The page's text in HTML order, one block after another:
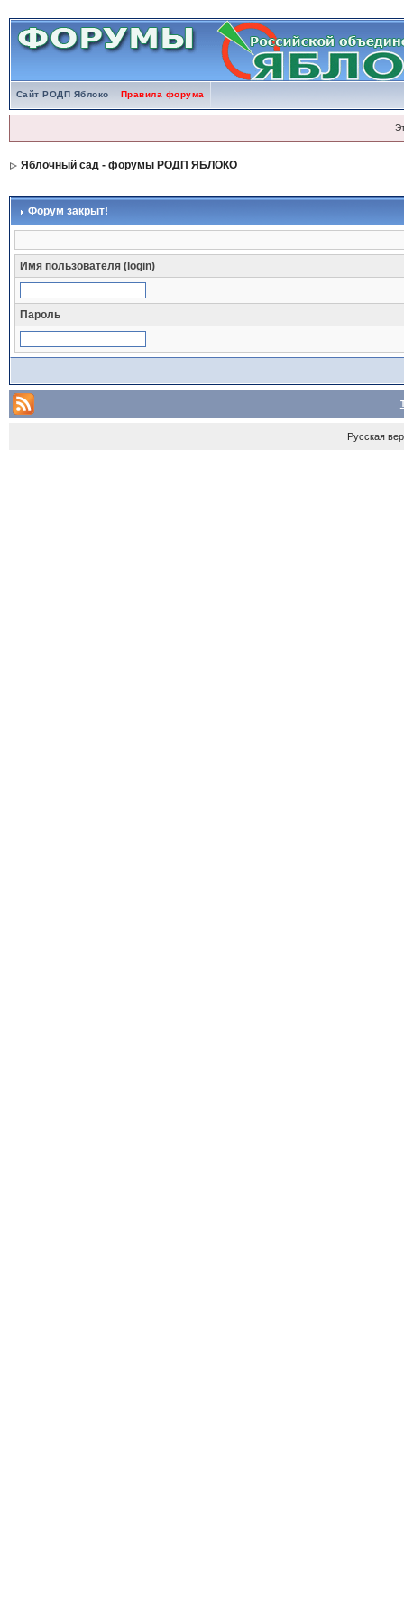
Сайт РОДП Яблоко Правила форума
Яблочный сад - форумы РОДП ЯБЛОКО
Форум закрыт!
Имя пользователя (login)
Пароль
Русская